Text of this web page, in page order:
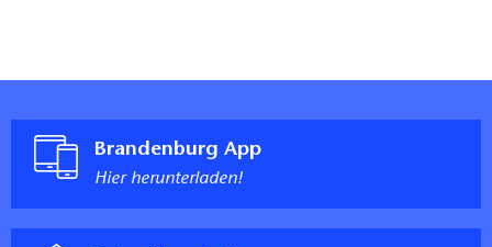
Brandenburg App
Hier herunterladen!